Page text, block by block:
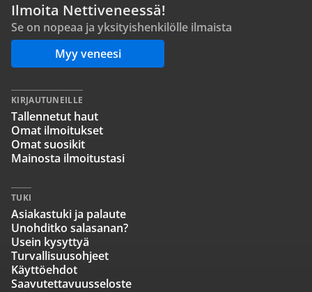
Ilmoita Nettiveneessä!
Se on nopeaa ja yksityishenkilölle ilmaista
Myy veneesi
KIRJAUTUNEILLE
Tallennetut haut
Omat ilmoitukset
Omat suosikit
Mainosta ilmoitustasi
TUKI
Asiakastuki ja palaute
Unohditko salasanan?
Usein kysyttyä
Turvallisuusohjeet
Käyttöehdot
Saavutettavuusseloste